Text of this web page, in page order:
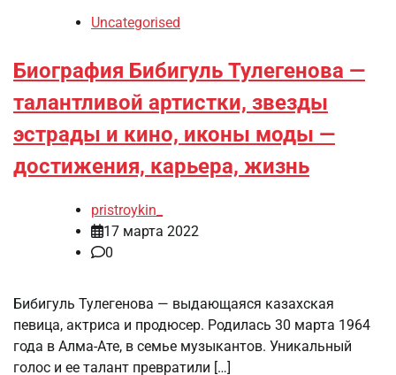
Uncategorised
Биография Бибигуль Тулегенова —
талантливой артистки, звезды
эстрады и кино, иконы моды —
достижения, карьера, жизнь
pristroykin_
17 марта 2022
0
Бибигуль Тулегенова — выдающаяся казахская
певица, актриса и продюсер. Родилась 30 марта 1964
года в Алма-Ате, в семье музыкантов. Уникальный
голос и ее талант превратили […]